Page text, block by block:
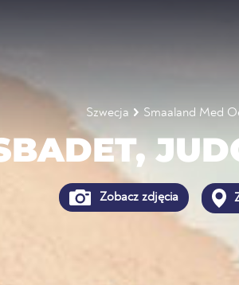
Szwecja Smaaland Med
Zobacz zdjęcia